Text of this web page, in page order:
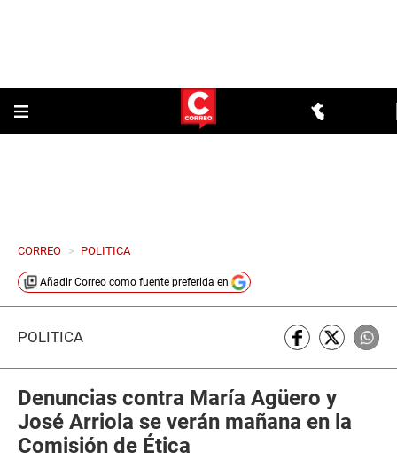
CORREO > POLITICA
Añadir Correo como fuente preferida en
POLÍTICA
Denuncias contra María Agüero y
José Arriola se verán mañana en la
Comisión de Ética